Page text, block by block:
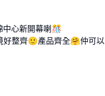
心新開幕喇🎊
好整齊🙂產品齊全🤗仲可以